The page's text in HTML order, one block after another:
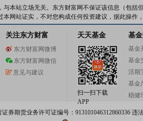
本站立场无关。东方财富网不保证该信息（包
网站证实，不对您构成任何投资建议，据此操作，
关注东方财富
东方财富网微博
东方财富网微信
意见与建议
天天基金
扫一扫下载
APP
基
基金
基金
活期
基金
稳健
券期货业务许可证编号：913101046312860336 违